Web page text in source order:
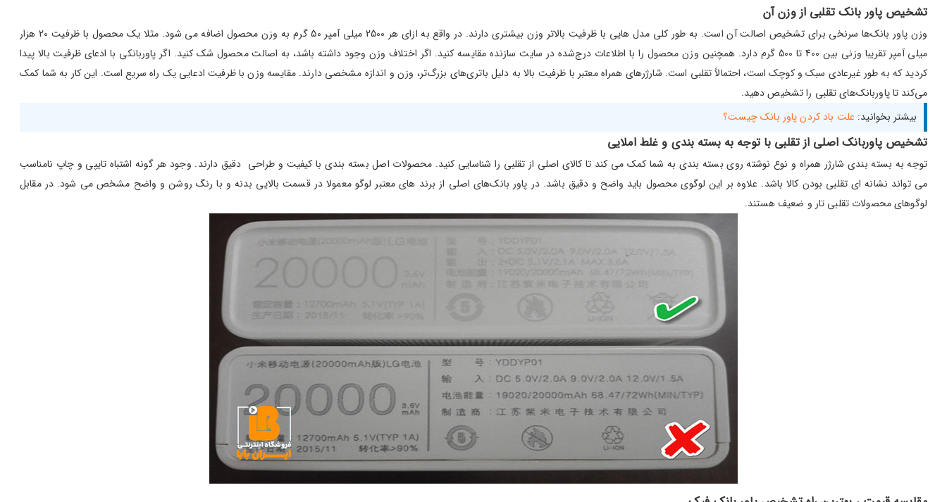
تشخیص پاور بانک تقلبی از وزن آن
وزن پاور بانک‌ها سرنخی برای تشخیص اصالت آن است. به طور کلی مدل هایی با ظرفیت بالاتر وزن بیشتری دارند. در واقع به ازای هر 2500 میلی آمپر 50 گرم به وزن محصول اضافه می شود. مثلا یک محصول با ظرفیت 20 هزار
میلی آمپر تقریبا وزنی بین 400 تا 500 گرم دارد. همچنین وزن محصول را با اطلاعات درج‌شده در سایت سازنده مقایسه کنید. اگر اختلاف وزن وجود داشته باشد، به اصالت محصول شک کنید. اگر پاوربانکی با ادعای ظرفیت بالا پیدا
کردید که به طور غیرعادی سبک و کوچک است، احتمالاً تقلبی است. شارژرهای همراه معتبر با ظرفیت بالا به دلیل باتری‌های بزرگ‌تر، وزن و اندازه مشخصی دارند. مقایسه وزن با ظرفیت ادعایی یک راه سریع است. این کار به شما کمک
می‌کند تا پاوربانک‌های تقلبی را تشخیص دهید.
بیشتر بخوانید: علت باد کردن پاور بانک چیست؟
تشخیص پاوربانک اصلی از تقلبی با توجه به بسته بندی و غلط املایی
توجه به بسته بندی شارژر همراه و نوع نوشته روی بسته بندی به شما کمک می کند تا کالای اصلی از تقلبی را شناسایی کنید. محصولات اصل بسته بندی با کیفیت و طراحی دقیق دارند. وجود هر گونه اشتباه تایپی و چاپ نامناسب
می تواند نشانه ای تقلبی بودن کالا باشد. علاوه بر این لوگوی محصول باید واضح و دقیق باشد. در پاور بانک‌های اصلی از برند های معتبر لوگو معمولا در قسمت بالایی بدنه و با رنگ روشن و واضح مشخص می شود. در مقابل
لوگوهای محصولات تقلبی تار و ضعیف هستند.